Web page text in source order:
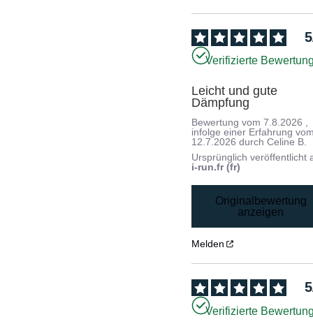
5
Verifizierte
Leicht und gute
Dämpfung
Bewertung vom7.8.2026
infolge einer Erfahrung
12.7.2026 durchCeline B.
Ursprünglich veröffentlicht
i-run.fr (fr)
Originalbewertung
anzeigen
Melden
5
Verifizierte